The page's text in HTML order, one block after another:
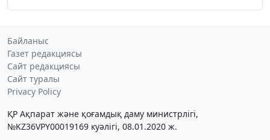
Байланыс
Газет редакциясы
Сайт редакциясы
Сайт туралы
Privacy Policy
ҚР Ақпарат және қоғамдық даму министрлігі,
№KZ36VPY00019169 куәлігі, 08.01.2020 ж.